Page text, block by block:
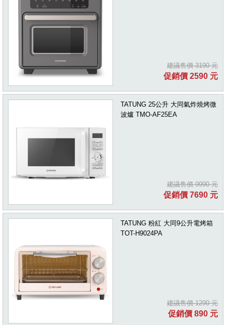
建議售價 3190 元
促銷價 2590 元
TATUNG 25公升 大同氣炸燒烤微
波爐 TMO-AF25EA
建議售價 9990 元
促銷價 7690 元
TATUNG 粉紅 大同9公升電烤箱
TOT-H9024PA
建議售價 1290 元
促銷價 890 元